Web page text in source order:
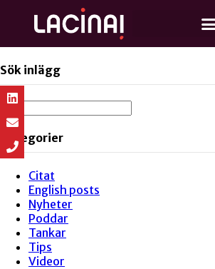
Sök inlägg
Kategorier
Citat
English posts
Nyheter
Poddar
Tankar
Tips
Videor